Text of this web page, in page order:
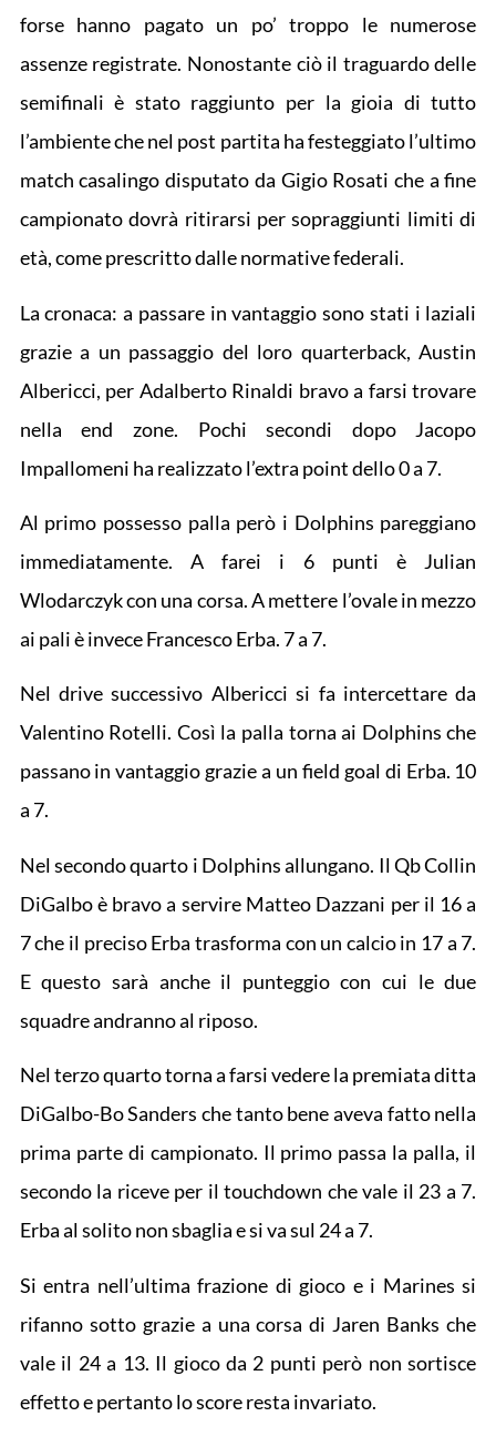
forse hanno pagato un po’ troppo le numerose
assenze registrate. Nonostante ciò il traguardo delle
semifinali è stato raggiunto per la gioia di tutto
l’ambiente che nel post partita ha festeggiato l’ultimo
match casalingo disputato da Gigio Rosati che a fine
campionato dovrà ritirarsi per sopraggiunti limiti di
età, come prescritto dalle normative federali.
La cronaca: a passare in vantaggio sono stati i laziali
grazie a un passaggio del loro quarterback, Austin
Albericci, per Adalberto Rinaldi bravo a farsi trovare
nella end zone. Pochi secondi dopo Jacopo
Impallomeni ha realizzato l’extra point dello 0 a 7.
Al primo possesso palla però i Dolphins pareggiano
immediatamente. A farei i 6 punti è Julian
Wlodarczyk con una corsa. A mettere l’ovale in mezzo
ai pali è invece Francesco Erba. 7 a 7.
Nel drive successivo Albericci si fa intercettare da
Valentino Rotelli. Così la palla torna ai Dolphins che
passano in vantaggio grazie a un field goal di Erba. 10
a 7.
Nel secondo quarto i Dolphins allungano. Il Qb Collin
DiGalbo è bravo a servire Matteo Dazzani per il 16 a
7 che il preciso Erba trasforma con un calcio in 17 a 7.
E questo sarà anche il punteggio con cui le due
squadre andranno al riposo.
Nel terzo quarto torna a farsi vedere la premiata ditta
DiGalbo-Bo Sanders che tanto bene aveva fatto nella
prima parte di campionato. Il primo passa la palla, il
secondo la riceve per il touchdown che vale il 23 a 7.
Erba al solito non sbaglia e si va sul 24 a 7.
Si entra nell’ultima frazione di gioco e i Marines si
rifanno sotto grazie a una corsa di Jaren Banks che
vale il 24 a 13. Il gioco da 2 punti però non sortisce
effetto e pertanto lo score resta invariato.